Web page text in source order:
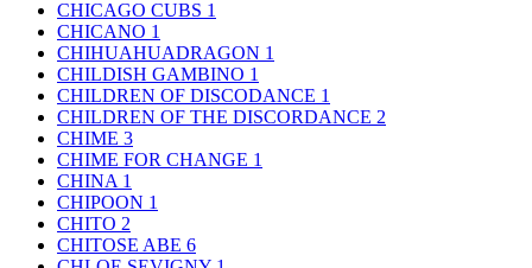
CHICAGO CUBS 1
CHICANO 1
CHIHUAHUADRAGON 1
CHILDISH GAMBINO 1
CHILDREN OF DISCODANCE 1
CHILDREN OF THE DISCORDANCE 2
CHIME 3
CHIME FOR CHANGE 1
CHINA 1
CHIPOON 1
CHITO 2
CHITOSE ABE 6